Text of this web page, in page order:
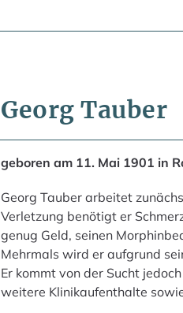
Georg Tauber
geboren am 11. Mai 1901 in
Georg Tauber arbeitet
Verletzung benötigt er
genug Geld, seinen
Mehrmals wird er aufgrund
Er kommt von der Sucht
weitere Klinikaufenthalte